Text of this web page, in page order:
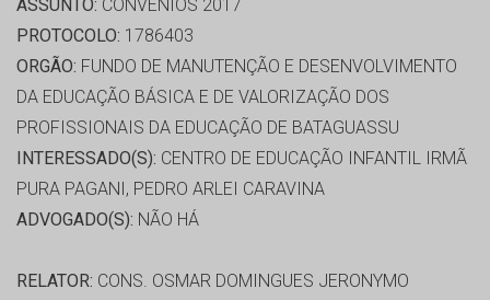
ASSUNTO: CONVÊNIOS 2017
PROTOCOLO: 1786403
ORGÃO: FUNDO DE MANUTENÇÃO E DESENVOLVIMENTO
DA EDUCAÇÃO BÁSICA E DE VALORIZAÇÃO DOS
PROFISSIONAIS DA EDUCAÇÃO DE BATAGUASSU
INTERESSADO(S): CENTRO DE EDUCAÇÃO INFANTIL IRMÃ
PURA PAGANI, PEDRO ARLEI CARAVINA
ADVOGADO(S): NÃO HÁ
RELATOR: CONS. OSMAR DOMINGUES JERONYMO